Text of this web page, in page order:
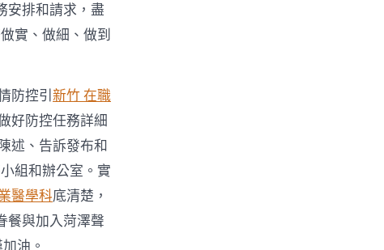
安排和請求，盡
實、做細、做到
防控引 新竹 在職
好防控任務詳細
陳述、告訴發布和
組和辦公室。實
醫學科底清楚，
餐與加入菏澤聲
油。